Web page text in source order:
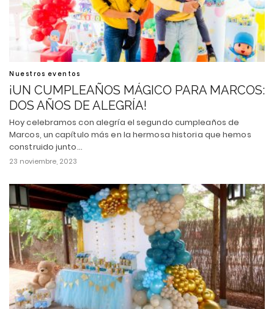
Nuestros eventos
¡UN CUMPLEAÑOS MÁGICO PARA MARCOS:
DOS AÑOS DE ALEGRÍA!
Hoy celebramos con alegría el segundo cumpleaños de
Marcos, un capítulo más en la hermosa historia que hemos
construido junto…
23 noviembre, 2023